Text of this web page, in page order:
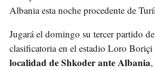
Albania esta noche procedente de
Jugará el domingo su tercer partido de
clasificatoria en el estadio Loro Boriçi
localidad de Shkoder ante Albania